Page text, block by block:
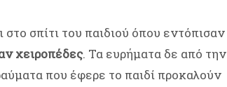
σπίτι του παιδιού όπου εντόπισαν
χειροπέδες. Τα ευρήματα δε από την
που έφερε το παιδί προκαλούν